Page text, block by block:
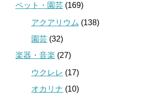
ペット・園芸 (169)
アクアリウム (138)
園芸 (32)
楽器・音楽 (27)
ウクレレ (17)
オカリナ (10)